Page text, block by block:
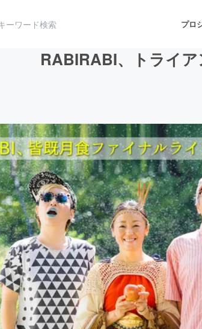
プロ
アート・写真 音楽
テクノロジー・ガジェット ゲーム・
映像・映画 書籍・雑
ビジネス・起業 チャレン
まちづくり・地域活性化
RABIRABI、トライア